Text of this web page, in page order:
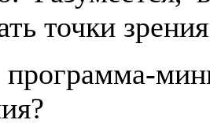
точки